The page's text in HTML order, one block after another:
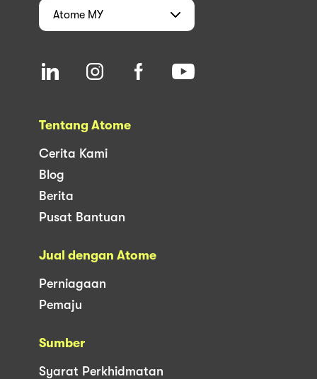
Atome MY
Tentang Atome
Cerita Kami
Blog
Berita
Pusat Bantuan
Jual dengan Atome
Perniagaan
Pemaju
Sumber
Syarat Perkhidmatan